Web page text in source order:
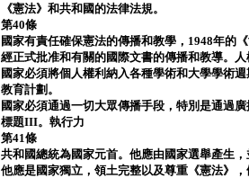
《憲法》和共和國的法律法規。
第40條
國家有責任確保憲法的傳播和教學，1948年的
經正式批准和有關的國際文書的傳播和教導。人
國家必須將個人權利納入各種學術和大學學術
教育計劃。
國家必須通過一切大眾傳播手段，特別是通過
標題III。執行力
第41條
共和國總統為國家元首。他應由國家選舉產生，
他應是國家獨立，領土完整以及尊重《憲法》，